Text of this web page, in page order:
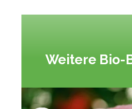
Weitere Bio-